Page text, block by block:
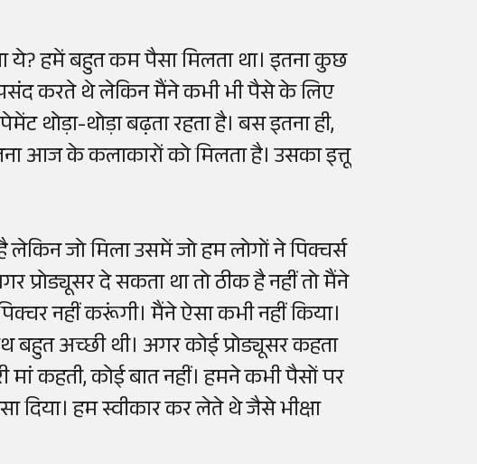
ये? हमें बहुत कम पैसा मिलता था। इतना कुछ
करते थे लेकिन मैंने कभी भी पैसे के लिए
थोड़ा-थोड़ा बढ़ता रहता है। बस इतना ही,
आज के कलाकारों को मिलता है। उसका इत्तू
जो मिला उसमें जो हम लोगों ने पिक्चर्स
दे सकता था तो ठीक है नहीं तो मैंने
नहीं करूंगी। मैंने ऐसा कभी नहीं किया।
बहुत अच्छी थी। अगर कोई प्रोड्यूसर कहता
कहती, कोई बात नहीं। हमने कभी पैसों पर
दिया। हम स्वीकार कर लेते थे जैसे भीक्षा